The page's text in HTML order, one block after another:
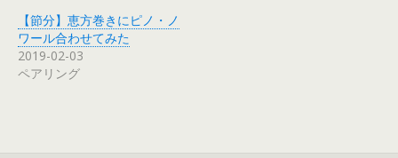
【節分】恵方巻きにピノ・ノ
ワール合わせてみた
2019-02-03
ペアリング